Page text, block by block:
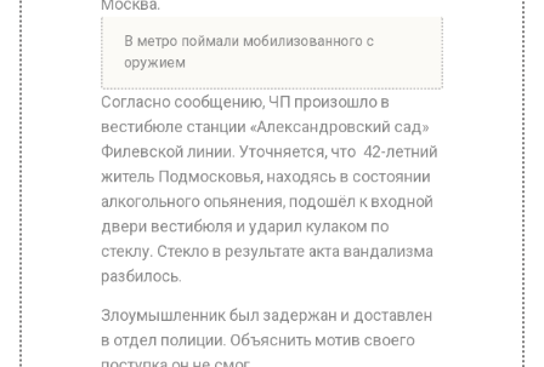
Филевской линии. Уточняется, что 42-летний
житель Подмосковья, находясь в состоянии
алкогольного опьянения, подошёл к входной
двери вестибюля и ударил кулаком по
стеклу. Стекло в результате акта вандализма
разбилось.
Злоумышленник был задержан и доставлен
в отдел полиции. Объяснить мотив своего
Возбуждено уголовное дело. Фигуранту